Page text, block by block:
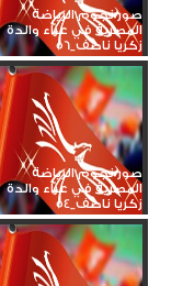
صور نجوم الرياضة
المصرية في عزاء والدة
زكريا ناصف_56
صور نجوم الرياضة
المصرية في عزاء والدة
زكريا ناصف_54